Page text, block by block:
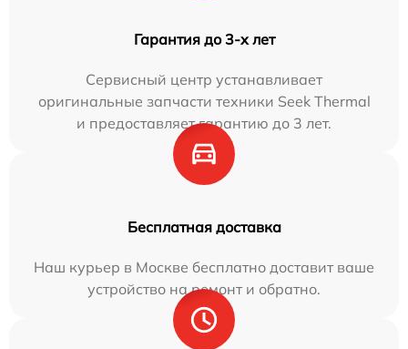
Гарантия до 3-х лет
Сервисный центр устанавливает
оригинальные запчасти техники Seek Thermal
и предоставляет гарантию до 3 лет.
Бесплатная доставка
Наш курьер в Москве бесплатно доставит ваше
устройство на ремонт и обратно.